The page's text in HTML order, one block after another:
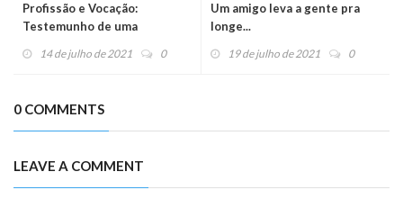
Profissão e Vocação:
Testemunho de uma
14 de julho de 2021 0
Um amigo leva a gente pra
longe...
19 de julho de 2021 0
0 COMMENTS
LEAVE A COMMENT